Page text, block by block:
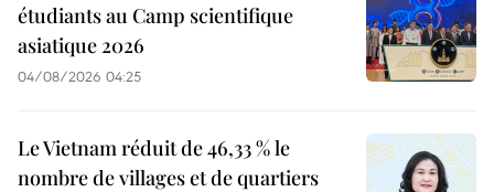
étudiants au Camp scientifique
asiatique 2026
04/08/2026 04:25
Le Vietnam réduit de 46,33 % le
nombre de villages et de quartiers